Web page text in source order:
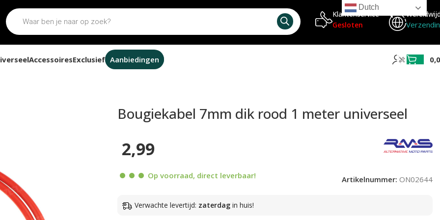
Klantenservice
Gesloten
AccessoiresExclusief Aanbiedingen
Bougiekabel 7mm dik rood 1 meter universeel
2,99
Op voorraad, direct leverbaar! Artikelnummer: ON02644
Verwachte levertijd: zaterdagin huis!
Dutch